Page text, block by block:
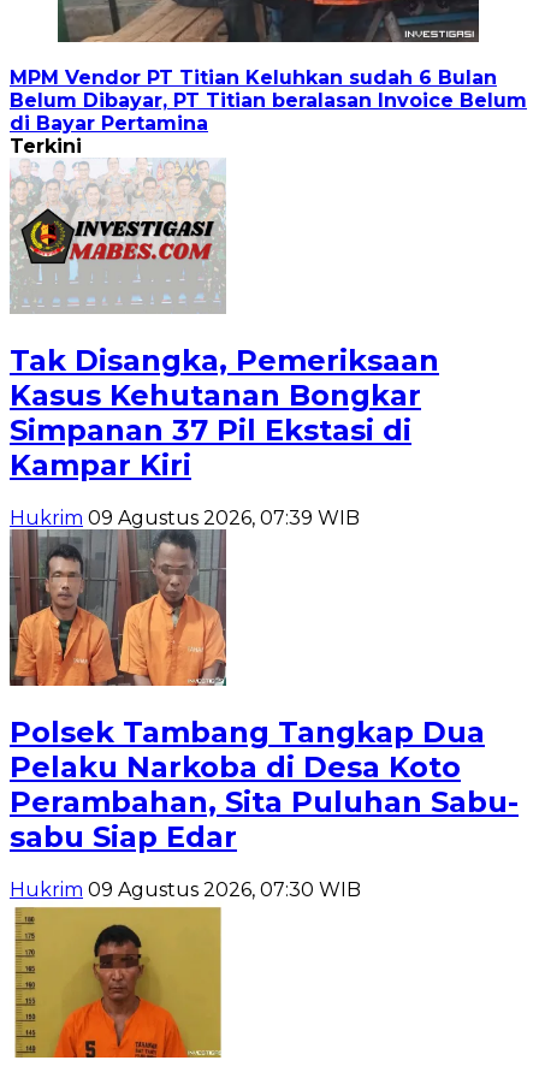
MPM Vendor PT Titian Keluhkan sudah 6 Bulan
Belum Dibayar, PT Titian beralasan Invoice Belum
di Bayar Pertamina
Terkini
Tak Disangka, Pemeriksaan
Kasus Kehutanan Bongkar
Simpanan 37 Pil Ekstasi di
Kampar Kiri
Hukrim 09 Agustus 2026, 07:39 WIB
Polsek Tambang Tangkap Dua
Pelaku Narkoba di Desa Koto
Perambahan, Sita Puluhan Sabu-
sabu Siap Edar
Hukrim 09 Agustus 2026, 07:30 WIB